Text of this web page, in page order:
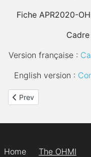
Fiche APR2020-
Version française :
English version :
Previous article:
Prev
Home The OHMI